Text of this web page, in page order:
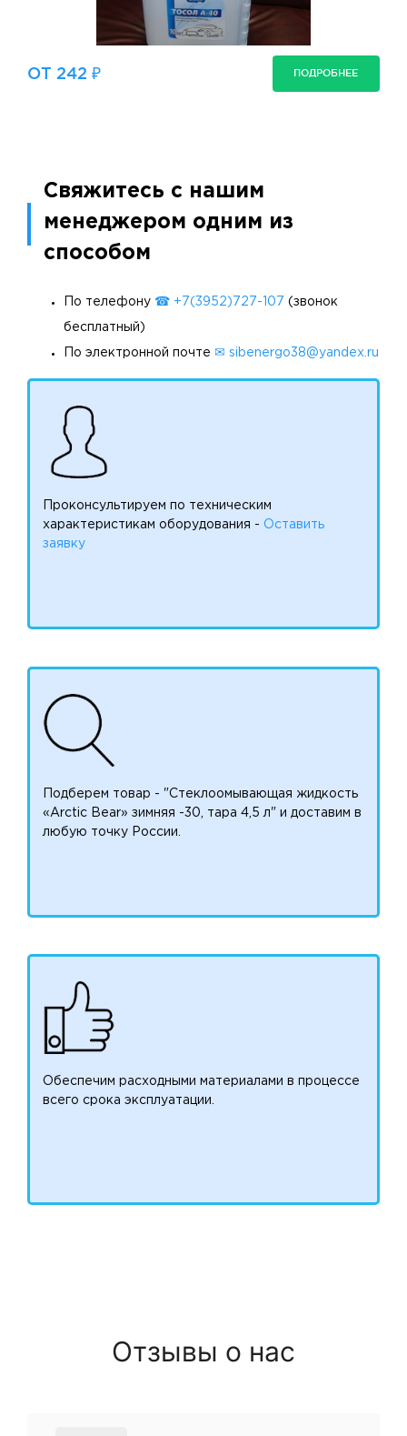
ОТ 242 ₽ ПОДРОБНЕЕ
Свяжитесь с нашим
менеджером одним из
способом
По телефону ☎ +7(3952)727-107 (звонок
бесплатный)
По электронной почте ✉ sibenergo38@yandex.ru
Проконсультируем по техническим
характеристикам оборудования - Оставить
заявку
Подберем товар - "Стеклоомывающая жидкость
«Arctic Bear» зимняя -30, тара 4,5 л" и доставим в
любую точку России.
Обеспечим расходными материалами в процессе
всего срока эксплуатации.
Отзывы о нас